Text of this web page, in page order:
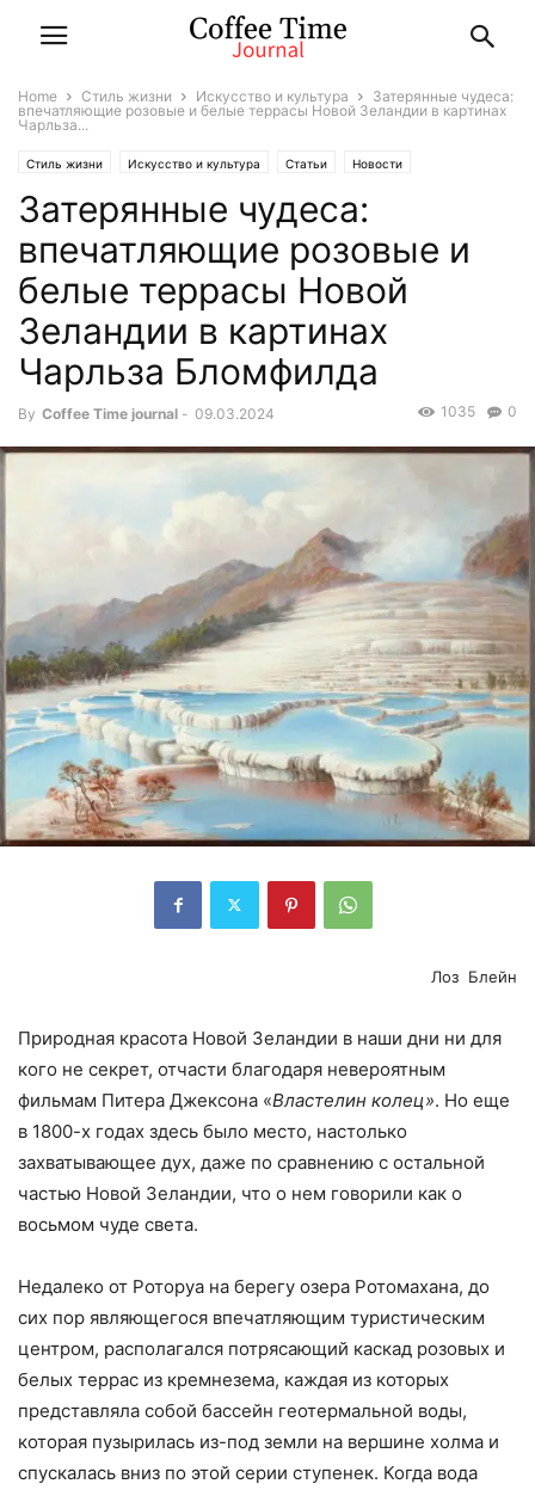
Home Стиль жизни Искусство и культура
Затерянные чудеса:
впечатляющие розовые и белые террасы Новой Зеландии в картинах
Чарльза...
Стиль жизни Искусство и культура Статьи Новости
Путешествия
Затерянные чудеса:
впечатляющие розовые и
белые террасы Новой
Зеландии в картинах
Чарльза Бломфилда
By Coffee Time journal - 09.03.2024 0
1035
Лоз Блейн
Природная красота Новой Зеландии в наши дни ни для
кого не секрет, отчасти благодаря невероятным
фильмам Питера Джексона «Властелин колец». Но еще
в 1800-х годах здесь было место, настолько
захватывающее дух, даже по сравнению с остальной
частью Новой Зеландии, что о нем говорили как о
восьмом чуде света.
Недалеко от Роторуа на берегу озера Ротомахана, до
сих пор являющегося впечатляющим туристическим
центром, располагался потрясающий каскад розовых и
белых террас из кремнезема, каждая из которых
представляла собой бассейн геотермальной воды,
которая пузырилась из-под земли на вершине холма и
спускалась вниз по этой серии ступенек. Когда вода